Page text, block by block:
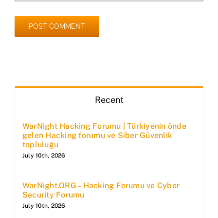
Recent
WarNight Hacking Forumu | Türkiyenin önde
gelen Hacking forumu ve Siber Güvenlik
topluluğu
July 10th, 2026
WarNight.ORG – Hacking Forumu ve Cyber
Security Forumu
July 10th, 2026